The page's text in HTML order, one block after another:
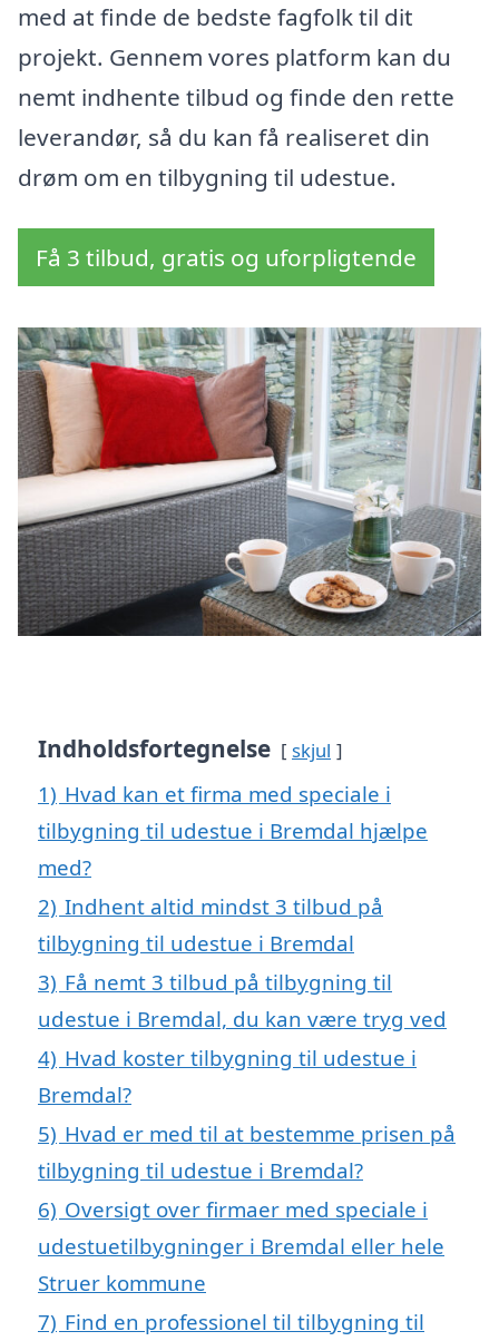
med at finde de bedste fagfolk til dit
projekt. Gennem vores platform kan du
nemt indhente tilbud og finde den rette
leverandør, så du kan få realiseret din
drøm om en tilbygning til udestue.
Få 3 tilbud, gratis og uforpligtende
Indholdsfortegnelse skjul
1) Hvad kan et firma med speciale i
tilbygning til udestue i Bremdal hjælpe
med?
2) Indhent altid mindst 3 tilbud på
tilbygning til udestue i Bremdal
3) Få nemt 3 tilbud på tilbygning til
udestue i Bremdal, du kan være tryg ved
4) Hvad koster tilbygning til udestue i
Bremdal?
5) Hvad er med til at bestemme prisen på
tilbygning til udestue i Bremdal?
6) Oversigt over firmaer med speciale i
udestuetilbygninger i Bremdal eller hele
Struer kommune
7) Find en professionel til tilbygning til